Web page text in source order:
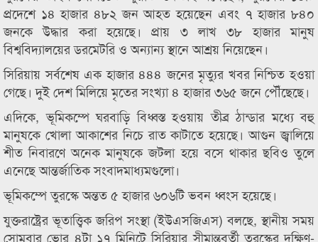
প্রদেশে ১৪ হাজার ৪৮২ জন আহত হয়েছেন এবং ৭ হাজার ৮৪০
জনকে উদ্ধার করা হয়েছে। প্রায় ৩ লাখ ৩৮ হাজার মানুষ
বিশ্ববিদ্যালয়ের ডরমেটরি ও অন্যান্য স্থানে আশ্রয় নিয়েছেন।
সিরিয়ায় সর্বশেষ এক হাজার ৪৪৪ জনের মৃত্যুর খবর নিশ্চিত হওয়া
গেছে। দুই দেশ মিলিয়ে মৃতের সংখ্যা ৪ হাজার ৩৬৫ জনে পৌঁছেছে।
এদিকে, ভূমিকম্পে ঘরবাড়ি বিধ্বস্ত হওয়ায় তীব্র ঠান্ডার মধ্যে বহু
মানুষকে খোলা আকাশের নিচে রাত কাটাতে হয়েছে। আগুন জ্বালিয়ে
শীত নিবারণে অনেক মানুষকে জটলা হয়ে বসে থাকার ছবিও তুলে
এনেছে আন্তর্জাতিক সংবাদমাধ্যমগুলো।
ভূমিকম্পে তুরস্কে অন্তত ৫ হাজার ৬০৬টি ভবন ধ্বংস হয়েছে।
যুক্তরাষ্ট্রের ভূতাত্ত্বিক জরিপ সংস্থা (ইউএসজিএস) বলছে, স্থানীয় সময়
সোমবার ভোর ৪টা ১৭ মিনিটে সিরিয়ার সীমান্তবর্তী তুরস্কের দক্ষিণ-